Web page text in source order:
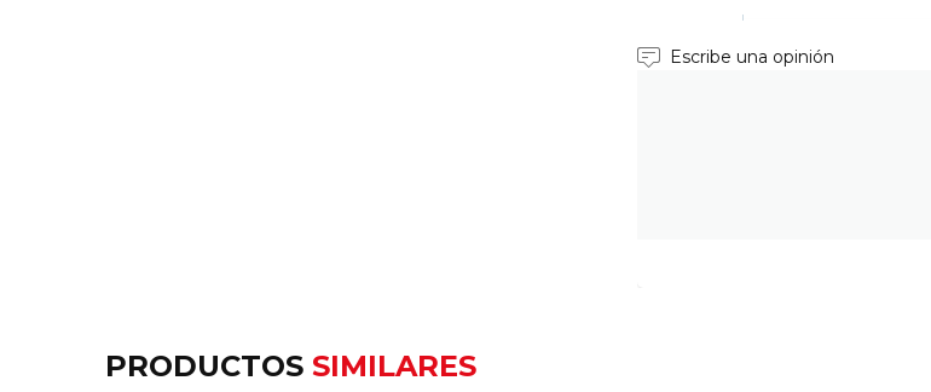
Escribe una opinión
PRODUCTOS SIMILARES